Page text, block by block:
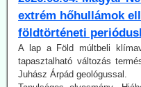
földtörténeti
A lap a Föld múltbeli
tapasztalható változás
Juhász Árpád geológussal.
Tanulságos olvasmány.
Magyar Nemzetnek is